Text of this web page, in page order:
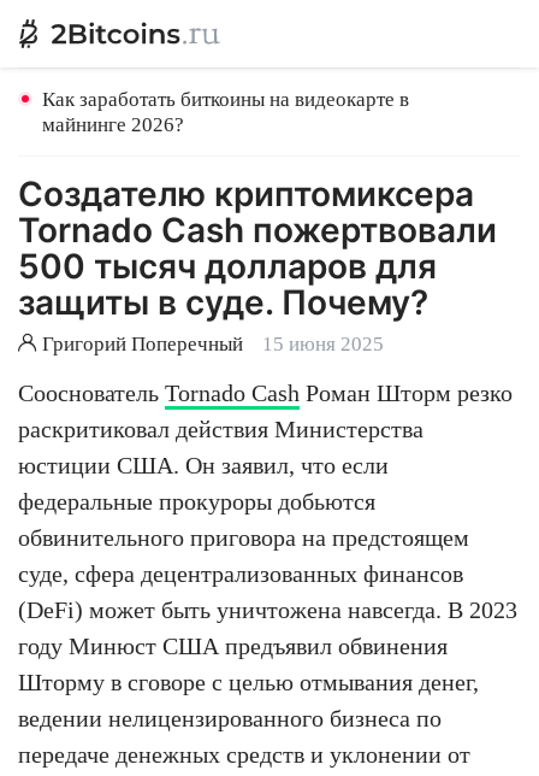
Как заработать биткоины на видеокарте в
майнинге 2026?
Создателю криптомиксера
Tornado Cash пожертвовали
500 тысяч долларов для
защиты в суде. Почему?
Григорий Поперечный 15 июня 2025
Сооснователь Tornado Cash Роман Шторм резко
раскритиковал действия Министерства
юстиции США. Он заявил, что если
федеральные прокуроры добьются
обвинительного приговора на предстоящем
суде, сфера децентрализованных финансов
(DeFi) может быть уничтожена навсегда. В 2023
году Минюст США предъявил обвинения
Шторму в сговоре с целью отмывания денег,
ведении нелицензированного бизнеса по
передаче денежных средств и уклонении от